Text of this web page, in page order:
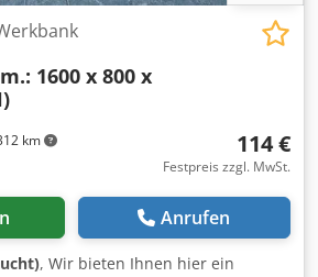
km
1600 x 800 x
114 €
Festpreis zzgl. MwSt.
Anrufen
, Wir bieten Ihnen hier ein